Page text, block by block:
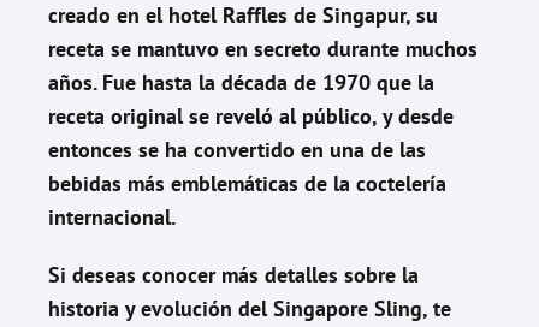
creado en el hotel Raffles de Singapur, su
receta se mantuvo en secreto durante muchos
años. Fue hasta la década de 1970 que la
receta original se reveló al público, y desde
entonces se ha convertido en una de las
bebidas más emblemáticas de la coctelería
internacional.
Si deseas conocer más detalles sobre la
historia y evolución del Singapore Sling, te